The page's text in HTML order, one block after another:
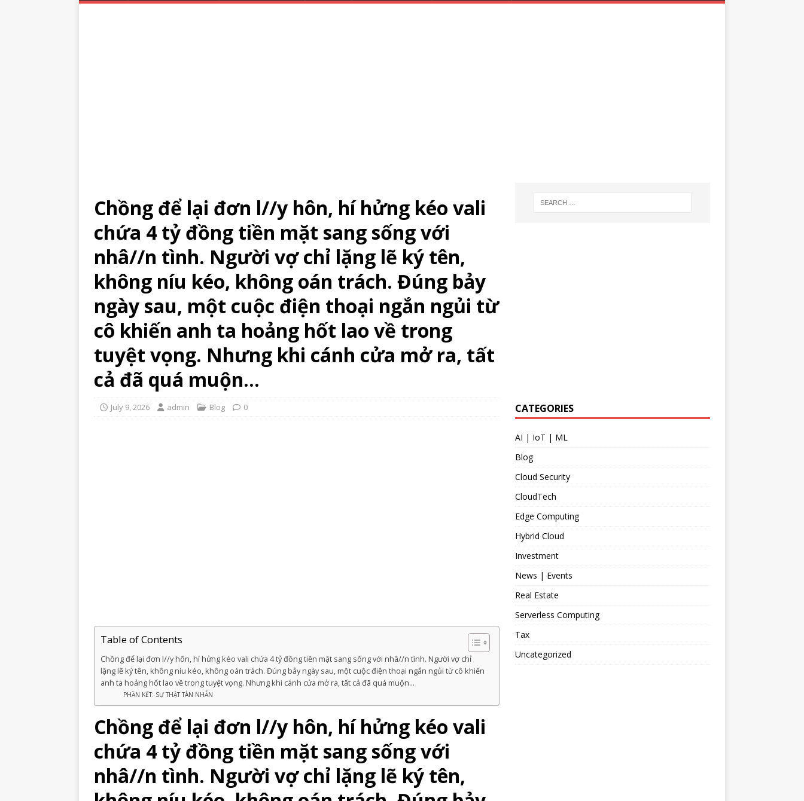
Chồng để lại đơn l//y hôn, hí hửng kéo vali
chứa 4 tỷ đồng tiền mặt sang sống với
nhâ//n tình. Người vợ chỉ lặng lẽ ký tên,
không níu kéo, không oán trách. Đúng bảy
ngày sau, một cuộc điện thoại ngắn ngủi từ
cô khiến anh ta hoảng hốt lao về trong
tuyệt vọng. Nhưng khi cánh cửa mở ra, tất
cả đã quá muộn…
July 9, 2026 admin Blog 0
Table of Contents
Chồng để lại đơn l//y hôn, hí hửng kéo vali chứa 4 tỷ đồng tiền mặt sang sống với nhâ//n tình. Người vợ chỉ
lặng lẽ ký tên, không níu kéo, không oán trách. Đúng bảy ngày sau, một cuộc điện thoại ngắn ngủi từ cô khiến
anh ta hoảng hốt lao về trong tuyệt vọng. Nhưng khi cánh cửa mở ra, tất cả đã quá muộn…
PHẦN KẾT: SỰ THẬT TÀN NHẪN
Chồng để lại đơn l//y hôn, hí hửng kéo vali
chứa 4 tỷ đồng tiền mặt sang sống với
nhâ//n tình. Người vợ chỉ lặng lẽ ký tên,
CATEGORIES
AI | IoT | ML
Blog
Cloud Security
CloudTech
Edge Computing
Hybrid Cloud
Investment
News | Events
Real Estate
Serverless Computing
Tax
Uncategorized